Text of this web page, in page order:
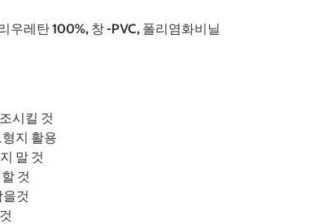
우레탄 100%, 창 -PVC, 폴리염화비닐
시킬 것
지 활용
말 것
것
것